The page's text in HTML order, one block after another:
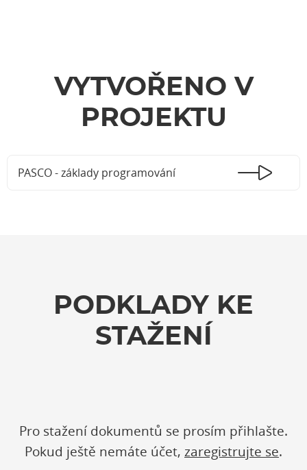
VYTVOŘENO V
PROJEKTU
PASCO - základy programování
PODKLADY KE
STAŽENÍ
Pro stažení dokumentů se prosím přihlašte.
Pokud ještě nemáte účet, zaregistrujte se.